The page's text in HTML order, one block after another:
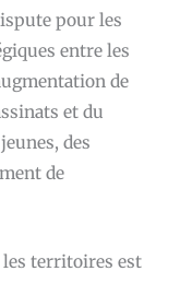
pour les
entre les
de
et du
des
de
territoires est